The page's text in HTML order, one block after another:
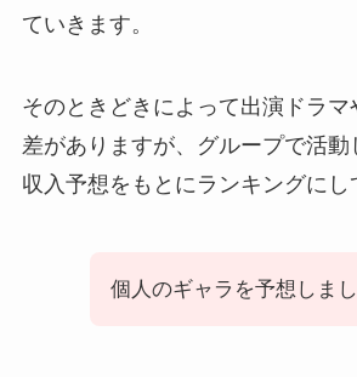
ていきます。
そのときどきによって出演ドラ
差がありますが、グループで活
収入予想をもとにランキングにし
個人のギャラを予想しまし